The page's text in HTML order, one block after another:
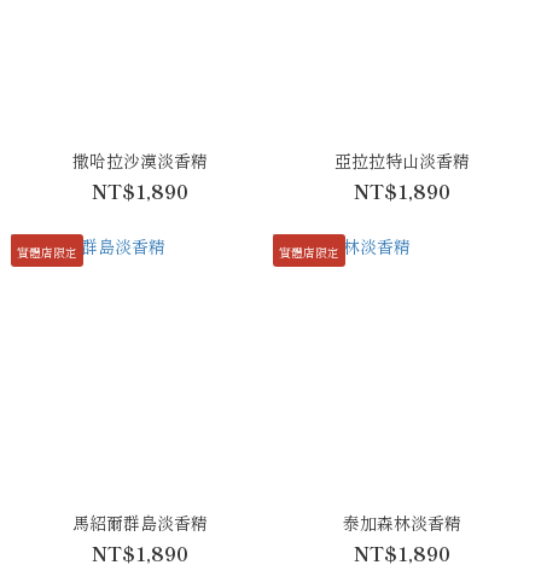
撒哈拉沙漠淡香精
NT$1,890
亞拉拉特山淡香精
NT$1,890
實體店限定
馬紹爾群島淡香精
NT$1,890
實體店限定
泰加森林淡香精
NT$1,890